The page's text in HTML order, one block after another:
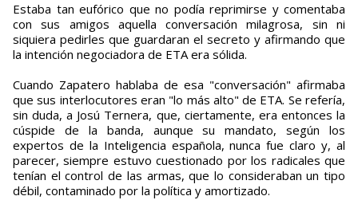
Estaba tan eufórico que no podía reprimirse y comentaba
con sus amigos aquella conversación milagrosa, sin ni
siquiera pedirles que guardaran el secreto y afirmando que
la intención negociadora de ETA era sólida.
Cuando Zapatero hablaba de esa "conversación" afirmaba
que sus interlocutores eran "lo más alto" de ETA. Se refería,
sin duda, a Josú Ternera, que, ciertamente, era entonces la
cúspide de la banda, aunque su mandato, según los
expertos de la Inteligencia española, nunca fue claro y, al
parecer, siempre estuvo cuestionado por los radicales que
tenían el control de las armas, que lo consideraban un tipo
débil, contaminado por la política y amortizado.